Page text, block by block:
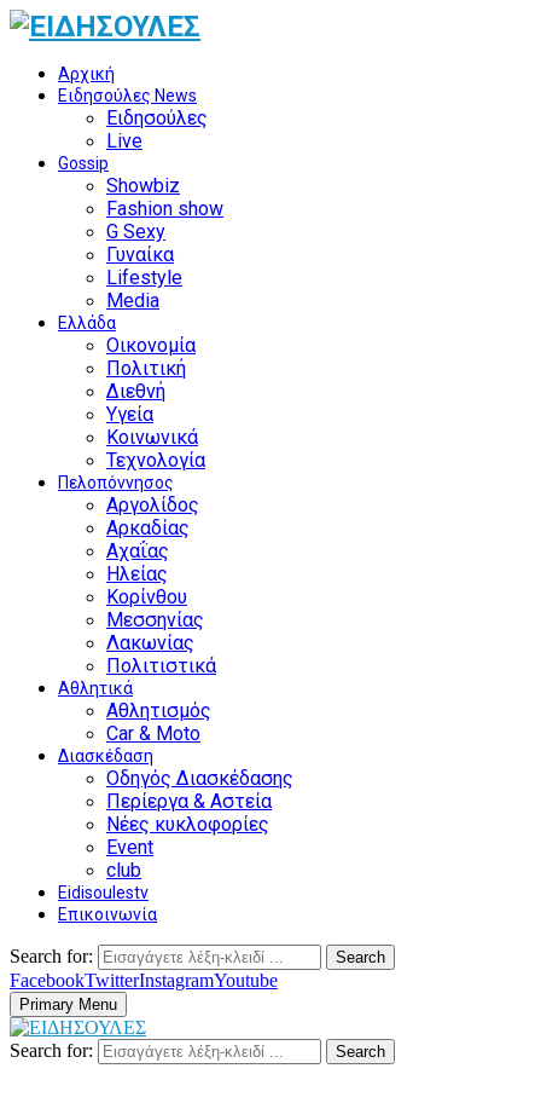
Αρχική
Ειδησούλες News
Ειδησούλες
Live
Gossip
Showbiz
Fashion show
G Sexy
Γυναίκα
Lifestyle
Media
Ελλάδα
Οικονομία
Πολιτική
Διεθνή
Υγεία
Κοινωνικά
Τεχνολογία
Πελοπόννησος
Αργολίδος
Αρκαδίας
Αχαΐας
Ηλείας
Κορίνθου
Μεσσηνίας
Λακωνίας
Πολιτιστικά
Αθλητικά
Αθλητισμός
Car & Moto
Διασκέδαση
Οδηγός Διασκέδασης
Περίεργα & Αστεία
Νέες κυκλοφορίες
Event
club
Eidisoulestv
Επικοινωνία
Search for: Search
FacebookTwitterInstagramYoutube
Primary Menu
Search for: Search